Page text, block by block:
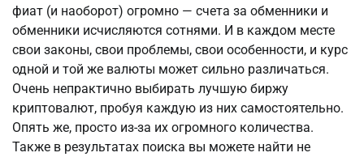
фиат (и наоборот) огромно — счета за обменники и
обменники исчисляются сотнями. И в каждом месте
свои законы, свои проблемы, свои особенности, и курс
одной и той же валюты может сильно различаться.
Очень непрактично выбирать лучшую биржу
криптовалют, пробуя каждую из них самостоятельно.
Опять же, просто из-за их огромного количества.
Также в результатах поиска вы можете найти не